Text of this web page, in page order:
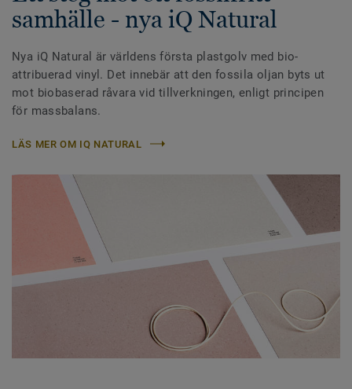
samhälle - nya iQ Natural
Nya iQ Natural är världens första plastgolv med bio-
attribuerad vinyl. Det innebär att den fossila oljan byts ut
mot biobaserad råvara vid tillverkningen, enligt principen
för massbalans.
LÄS MER OM IQ NATURAL